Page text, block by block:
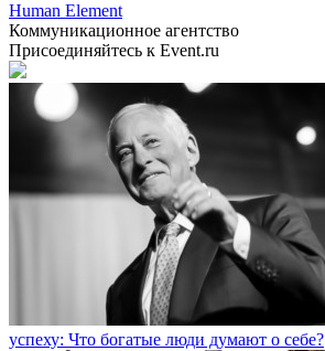
Human Element
Коммуникационное агентство
Присоединяйтесь к Event.ru
успеху: Что богатые люди думают о себе?